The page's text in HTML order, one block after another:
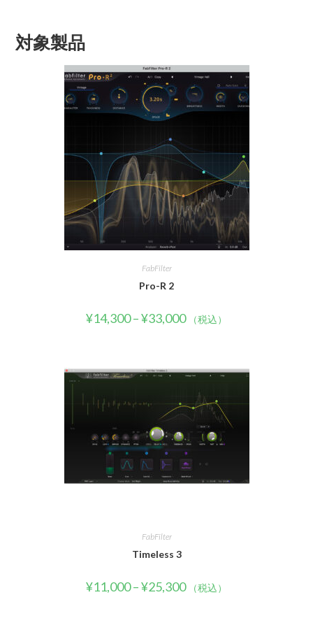
対象製品
FabFilter
Pro-R 2
¥14,300–¥33,000 （税込）
FabFilter
Timeless 3
¥11,000–¥25,300 （税込）